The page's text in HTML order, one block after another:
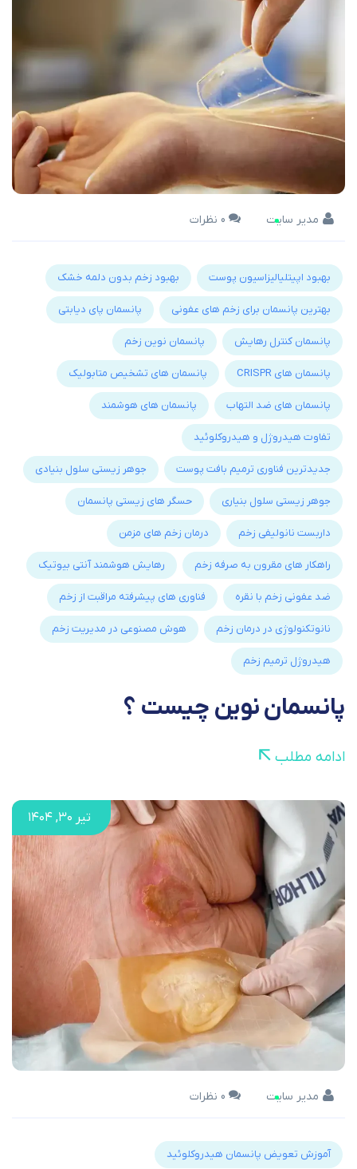
مدیر سایت
بهبود اپیتلیالیزاسیون پوست بهبود زخم بدون دلمه خشک
بهترین پانسمان برای زخم های عفونی پانسمان پای دیابتی
پانسمان کنترل رهایش پانسمان نوین زخم
پانسمان های CRISPR پانسمان های تشخیص متابولیک
پانسمان های ضد التهاب پانسمان های هوشمند
تفاوت هیدروژل و هیدروکلوئید
جدیدترین فناوری ترمیم بافت پوست جوهر زیستی سلول بنیادی
جوهر زیستی سلول بنیاری حسگر های زیستی پانسمان
داربست نانولیفی زخم درمان زخم های مزمن
راهکار های مقرون به صرفه زخم رهایش هوشمند آنتی بیوتیک
ضد عفونی زخم با نقره فناوری های پیشرفته مراقبت از زخم
نانوتکنولوژی در درمان زخم هوش مصنوعی در مدیریت زخم
هیدروژل ترمیم زخم
پانسمان نوین چیست ؟
ادامه مطلب
تیر ۳۰, ۱۴۰۴
مدیر سایت
آموزش تعویض پانسمان هیدروکلوئید